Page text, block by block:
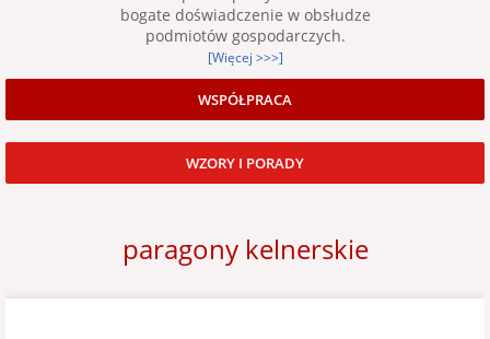
bogate doświadczenie w obsłudze
podmiotów gospodarczych.
[Więcej >>>]
WSPÓŁPRACA
WZORY I PORADY
paragony kelnerskie